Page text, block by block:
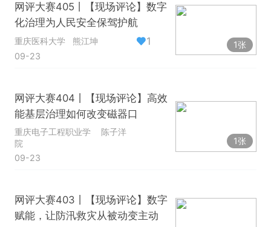
网评大赛405丨【现场评论】数字
化治理为人民安全保驾护航
重庆医科大学 熊江坤 1
09-23
1张
网评大赛404丨【现场评论】高效
能基层治理如何改变磁器口
重庆电子工程职业学
院
陈子洋
09-23
1张
网评大赛403丨【现场评论】数字
赋能，让防汛救灾从被动变主动